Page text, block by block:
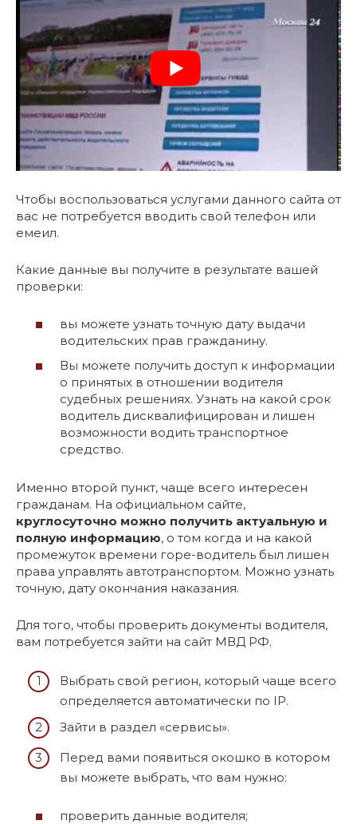
Чтобы воспользоваться услугами данного сайта от
вас не потребуется вводить свой телефон или
емеил.
Какие данные вы получите в результате вашей
проверки:
вы можете узнать точную дату выдачи
водительских прав гражданину.
Вы можете получить доступ к информации
о принятых в отношении водителя
судебных решениях. Узнать на какой срок
водитель дисквалифицирован и лишен
возможности водить транспортное
средство.
Именно второй пункт, чаще всего интересен
гражданам. На официальном сайте,
круглосуточно можно получить актуальную и
полную информацию, о том когда и на какой
промежуток времени горе-водитель был лишен
права управлять автотранспортом. Можно узнать
точную, дату окончания наказания.
Для того, чтобы проверить документы водителя,
вам потребуется зайти на сайт МВД РФ.
Выбрать свой регион, который чаще всего
определяется автоматически по IP.
Зайти в раздел «сервисы».
Перед вами появиться окошко в котором
вы можете выбрать, что вам нужно:
проверить данные водителя;